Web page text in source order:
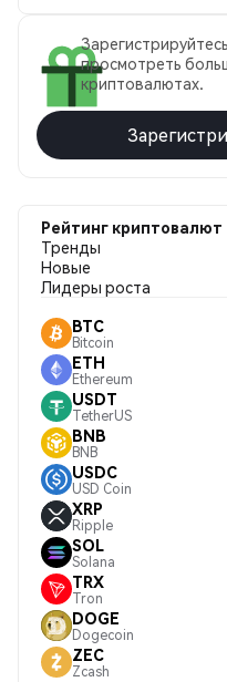
просмотреть
криптовалютах.
Рейтинг криптовалют
Тренды
Новые
Лидеры роста
BTC
Bitcoin
ETH
Ethereum
USDT
TetherUS
BNB
BNB
USDC
USD Coin
XRP
Ripple
SOL
Solana
TRX
Tron
DOGE
Dogecoin
ZEC
Zcash